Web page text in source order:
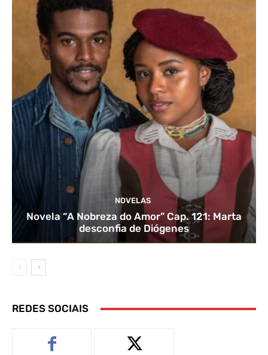
NOVELAS
Novela “A Nobreza do Amor” Cap. 121: Marta
desconfia de Diógenes
REDES SOCIAIS